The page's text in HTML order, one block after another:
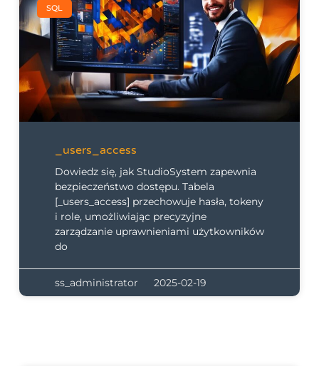
SQL
_users_access
Dowiedz się, jak StudioSystem zapewnia
bezpieczeństwo dostępu. Tabela
[_users_access] przechowuje hasła, tokeny
i role, umożliwiając precyzyjne
zarządzanie uprawnieniami użytkowników
do
ss_administrator 2025-02-19